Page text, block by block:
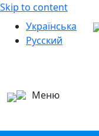
Skip to content
Українська
Русский
Меню